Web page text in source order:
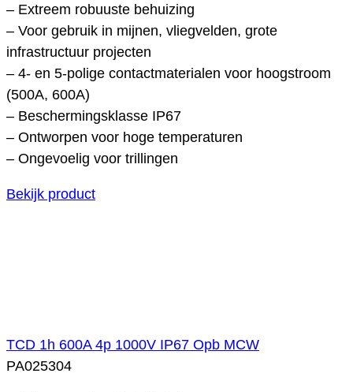
– Extreem robuuste behuizing
– Voor gebruik in mijnen, vliegvelden, grote
infrastructuur projecten
– 4- en 5-polige contactmaterialen voor hoogstroom
(500A, 600A)
– Beschermingsklasse IP67
– Ontworpen voor hoge temperaturen
– Ongevoelig voor trillingen
Bekijk product
TCD 1h 600A 4p 1000V IP67 Opb MCW
PA025304